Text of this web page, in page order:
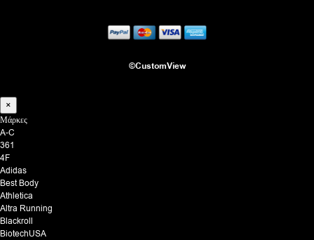
©CustomView
×
Μάρκες
A-C
361
4F
Adidas
Best Body
Athletica
Altra Running
Blackroll
BiotechUSA